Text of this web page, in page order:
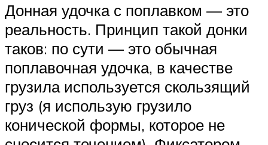
Донная удочка с поплавком — это
реальность. Принцип такой донки
таков: по сути — это обычная
поплавочная удочка, в качестве
грузила используется скользящий
груз (я использую грузило
конической формы, которое не